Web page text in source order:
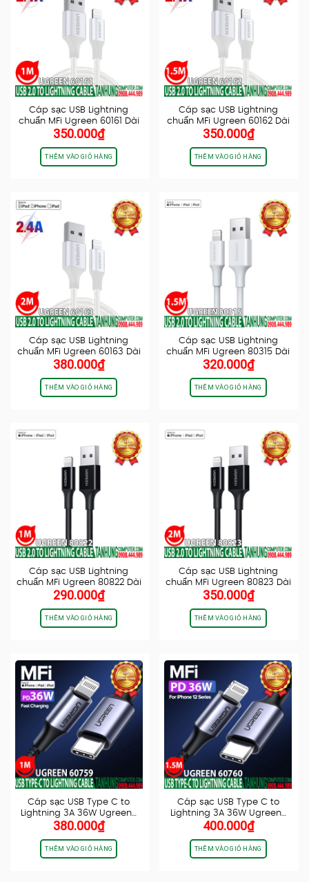
Cáp sạc USB Lightning
chuẩn MFi Ugreen 60161 Dài
1M…
350.000₫
THÊM VÀO GIỎ HÀNG
Cáp sạc USB Lightning
chuẩn MFi Ugreen 60162 Dài
1.5M…
350.000₫
THÊM VÀO GIỎ HÀNG
Cáp sạc USB Lightning
chuẩn MFi Ugreen 60163 Dài
2M…
380.000₫
THÊM VÀO GIỎ HÀNG
Cáp sạc USB Lightning
chuẩn MFi Ugreen 80315 Dài
1.5M…
320.000₫
THÊM VÀO GIỎ HÀNG
Cáp sạc USB Lightning
chuẩn MFi Ugreen 80822 Dài
1M…
290.000₫
THÊM VÀO GIỎ HÀNG
Cáp sạc USB Lightning
chuẩn MFi Ugreen 80823 Dài
2M…
350.000₫
THÊM VÀO GIỎ HÀNG
Cáp sạc USB Type C to
Lightning 3A 36W Ugreen…
380.000₫
THÊM VÀO GIỎ HÀNG
Cáp sạc USB Type C to
Lightning 3A 36W Ugreen…
400.000₫
THÊM VÀO GIỎ HÀNG